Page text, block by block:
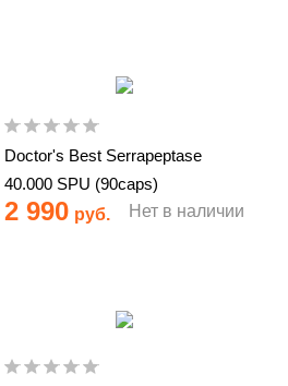
Doctor's Best Serrapeptase
40.000 SPU (90caps)
2 990 руб. Нет в наличии